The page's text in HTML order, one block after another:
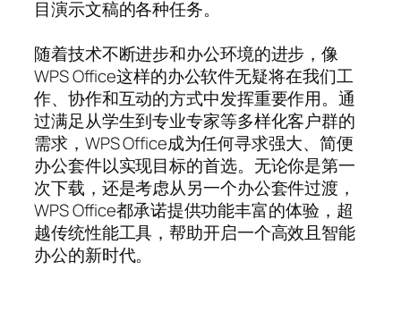
目演示文稿的各种任务。
随着技术不断进步和办公环境的进步，像
WPS Office这样的办公软件无疑将在我们工
作、协作和互动的方式中发挥重要作用。通
过满足从学生到专业专家等多样化客户群的
需求，WPS Office成为任何寻求强大、简便
办公套件以实现目标的首选。无论你是第一
次下载，还是考虑从另一个办公套件过渡，
WPS Office都承诺提供功能丰富的体验，超
越传统性能工具，帮助开启一个高效且智能
办公的新时代。